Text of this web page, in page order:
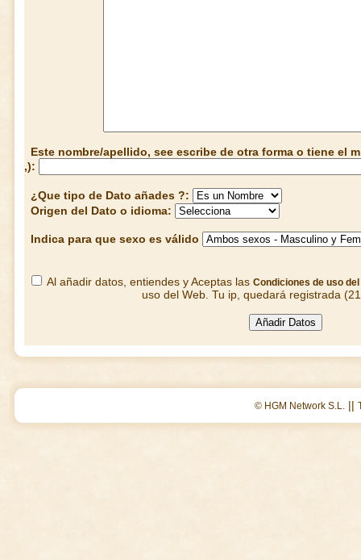
Este nombre/apellido, see escribe de otra forma o tiene el
,):
¿Que tipo de Dato añades ?:
Origen del Dato o idioma:
Indica para que sexo es válido
Al añadir datos, entiendes y Aceptas las Condiciones de uso del
uso del Web. Tu ip, quedará registrada
© HGM Network S.L. ||